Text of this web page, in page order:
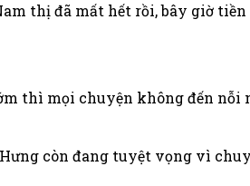
thị đã mất hết rồi, bây giờ
thì mọi chuyện không đến
còn đang tuyệt vọng vì